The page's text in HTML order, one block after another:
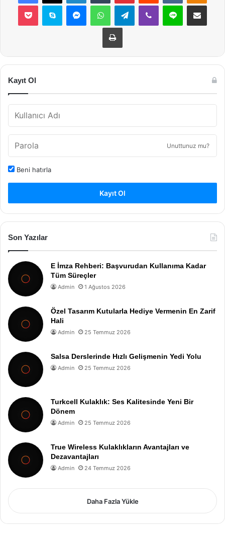
Pocket Skype MessengerWhatsAppTelegramViber Line E-Posta ile
Yazdır
Kayıt Ol
Unuttunuz mu?
Beni hatırla
Kayıt Ol
Son Yazılar
E İmza Rehberi: Başvurudan Kullanıma Kadar
Tüm Süreçler
Admin 1 Ağustos 2026
Özel Tasarım Kutularla Hediye Vermenin En Zarif
Hali
Admin 25 Temmuz 2026
Salsa Derslerinde Hızlı Gelişmenin Yedi Yolu
Admin 25 Temmuz 2026
Turkcell Kulaklık: Ses Kalitesinde Yeni Bir
Dönem
Admin 25 Temmuz 2026
True Wireless Kulaklıkların Avantajları ve
Dezavantajları
Admin 24 Temmuz 2026
Daha Fazla Yükle